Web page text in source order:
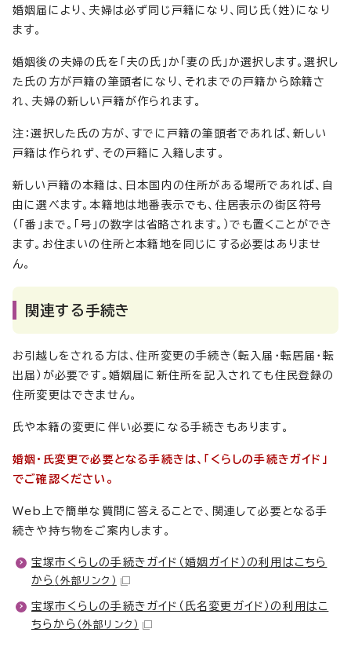
婚姻届により、夫婦は必ず同じ戸籍になり、同じ氏（姓）になり
ます。
婚姻後の夫婦の氏を「夫の氏」か「妻の氏」か選択します。選択し
た氏の方が戸籍の筆頭者になり、それまでの戸籍から除籍さ
れ、夫婦の新しい戸籍が作られます。
注：選択した氏の方が、すでに戸籍の筆頭者であれば、新しい
戸籍は作られず、その戸籍に入籍します。
新しい戸籍の本籍は、日本国内の住所がある場所であれば、自
由に選べます。本籍地は地番表示でも、住居表示の街区符号
（「番」まで。「号」の数字は省略されます。）でも置くことができ
ます。お住まいの住所と本籍地を同じにする必要はありませ
ん。
関連する手続き
お引越しをされる方は、住所変更の手続き（転入届・転居届・転
出届）が必要です。婚姻届に新住所を記入されても住民登録の
住所変更はできません。
氏や本籍の変更に伴い必要になる手続きもあります。
婚姻・氏変更で必要となる手続きは、「くらしの手続きガイド」
でご確認ください。
Web上で簡単な質問に答えることで、関連して必要となる手
続きや持ち物をご案内します。
宝塚市くらしの手続きガイド（婚姻ガイド）の利用はこちら
から （外部リンク）
宝塚市くらしの手続きガイド（氏名変更ガイド）の利用はこ
ちらから （外部リンク）